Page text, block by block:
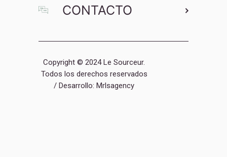
CONTACTO
Copyright © 2024 Le Sourceur.
Todos los derechos reservados
/ Desarrollo: Mrlsagency